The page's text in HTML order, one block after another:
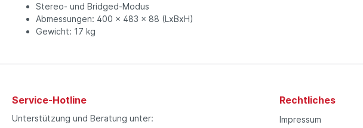
Stereo- und Bridged-Modus
Abmessungen: 400 x 483 x 88 (LxBxH)
Gewicht: 17 kg
Service-Hotline
Unterstützung und Beratung unter:
Rechtliches
Impressum